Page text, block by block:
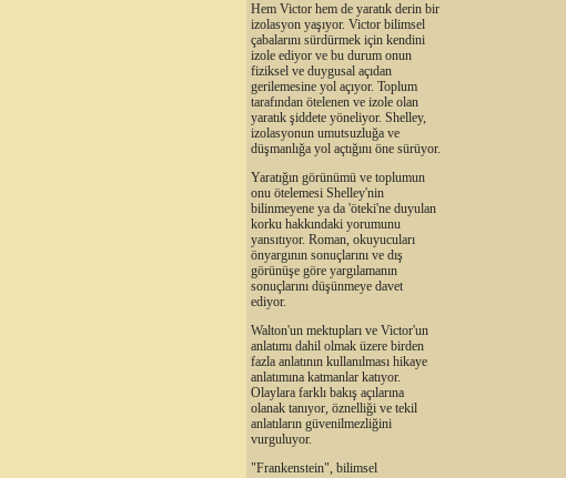
Hem Victor hem de yaratık derin bir
izolasyon yaşıyor. Victor bilimsel
çabalarını sürdürmek için kendini
izole ediyor ve bu durum onun
fiziksel ve duygusal açıdan
gerilemesine yol açıyor. Toplum
tarafından ötelenen ve izole olan
yaratık şiddete yöneliyor. Shelley,
izolasyonun umutsuzluğa ve
düşmanlığa yol açtığını öne sürüyor.
Yaratığın görünümü ve toplumun
onu ötelemesi Shelley'nin
bilinmeyene ya da 'öteki'ne duyulan
korku hakkındaki yorumunu
yansıtıyor. Roman, okuyucuları
önyargının sonuçlarını ve dış
görünüşe göre yargılamanın
sonuçlarını düşünmeye davet
ediyor.
Walton'un mektupları ve Victor'un
anlatımı dahil olmak üzere birden
fazla anlatının kullanılması hikaye
anlatımına katmanlar katıyor.
Olaylara farklı bakış açılarına
olanak tanıyor, öznelliği ve tekil
anlatıların güvenilmezliğini
vurguluyor.
"Frankenstein", bilimsel